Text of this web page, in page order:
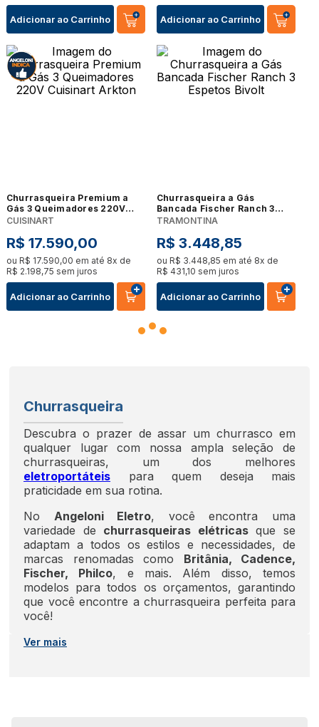
Adicionar ao Carrinho Adicionar ao Carrinho
Churrasqueira Premium a
Gás 3 Queimadores 220V
Cuisinart Arkton
CUISINART
R$ 17.590,00
ou R$ 17.590,00 em até 8x de
R$ 2.198,75 sem juros
Adicionar ao Carrinho
Churrasqueira a Gás
Bancada Fischer Ranch 3
Espetos Bivolt
TRAMONTINA
R$ 3.448,85
ou R$ 3.448,85 em até 8x de
R$ 431,10 sem juros
Adicionar ao Carrinho
Churrasqueira
Descubra o prazer de assar um churrasco em
qualquer lugar com nossa ampla seleção de
churrasqueiras, um dos melhores
eletroportáteis para quem deseja mais
praticidade em sua rotina.
No Angeloni Eletro, você encontra uma
variedade de churrasqueiras elétricasque se
adaptam a todos os estilos e necessidades, de
marcas renomadas como Britânia, Cadence,
Fischer, Philco, e mais. Além disso, temos
modelos para todos os orçamentos, garantindo
que você encontre a churrasqueira perfeita para
você!
O que saber antes de comprar uma
Ver mais